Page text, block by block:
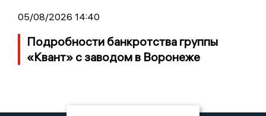
05/08/2026 14:40
Подробности банкротства группы
«Квант» с заводом в Воронеже